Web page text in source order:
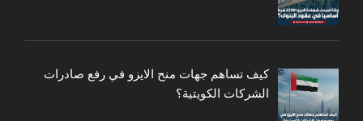
كيف تساهم جهات منح الايزو في رفع صادرات
الشركات الكويتية؟